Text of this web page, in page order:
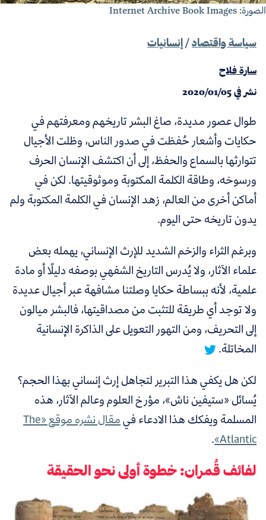
Internet Archive Book Images
سياسة واقتصاد/ إنسانيات
سارة فلاح
نشر في2020/01/05
طوال عصور مديدة، صاغ البشر تاريخهم ومعرفتهم في
حكايات وأشعار حُفظت في صدور الناس، وظلت الأجيال
تتوارثها بالسماع والحفظ، إلى أن اكتشف الإنسان الحرف
ورسوخه، وطاقة الكلمة المكتوبة وموثوقيتها. لكن في
أماكن أخرى من العالم، زهد الإنسان في الكلمة المكتوبة ولم
يدون تاريخه حتى اليوم.
وبرغم الثراء والزخم الشديد للإرث الإنساني، يهمله بعض
علماء الآثار،ولا يُدرس التاريخ الشفهي بوصفه دليلًا أو مادة
علمية، لأنه ببساطة حكايا وصلتنا مشافهة عبر أجيال عديدة
ولا توجد أي طريقة للتثبت من مصداقيتها، فالبشر ميالون
إلى التحريف، ومن التهور التعويل على الذاكرة الإنسانية
المخاتلة.
لكن هل يكفي هذا التبرير لتجاهل إرث إنساني بهذا الحجم؟
يُسائل «ستيفين ناش»، مؤرخ العلوم وعالم الآثار، هذه
المسلمة ويفكك هذا الادعاء في
مقال نشره موقع «The
Atlantic»
.
لفائف قُمران: خطوة أولى نحو الحقيقة